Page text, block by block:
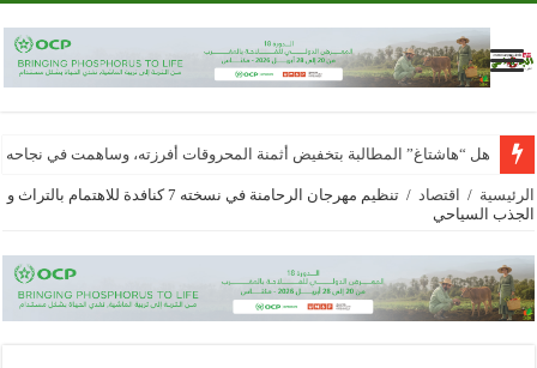
هل “هاشتاغ” المطالبة بتخفيض أثمنة المحروقات أفرزته، وساهمت في
الرئيسية / اقتصاد /
تنظيم مهرجان الرحامنة في نسخته 7 كنافدة للاهتمام بالتراث و
الجذب السياحي